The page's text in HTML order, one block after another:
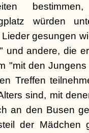
würden
gesungen
und andere, die
"mit den
Treffen
sind, mit
an den Busen
der Mädchen